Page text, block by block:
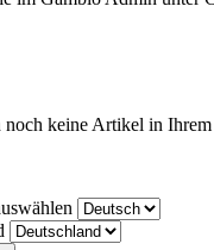
noch keine Artikel in